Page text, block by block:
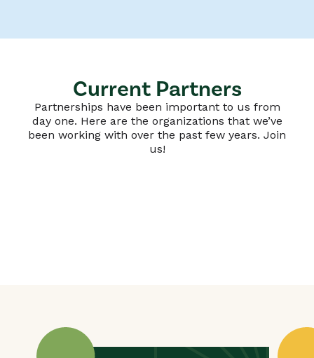
Current Partners
Partnerships have been important to us from
day one. Here are the organizations that we’ve
been working with over the past few years. Join
us!